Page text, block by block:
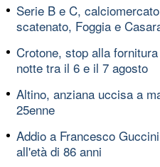
Serie B e C,
scatenato, Foggia e
Crotone, stop alla
notte tra il 6 e il 7 agosto
Altino, anziana uccisa a
25enne
Addio a Francesco
all'età di 86 anni